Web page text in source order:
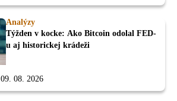
Analýzy
Týžden v kocke: Ako Bitcoin odolal FED-
u aj historickej krádeži
09. 08. 2026